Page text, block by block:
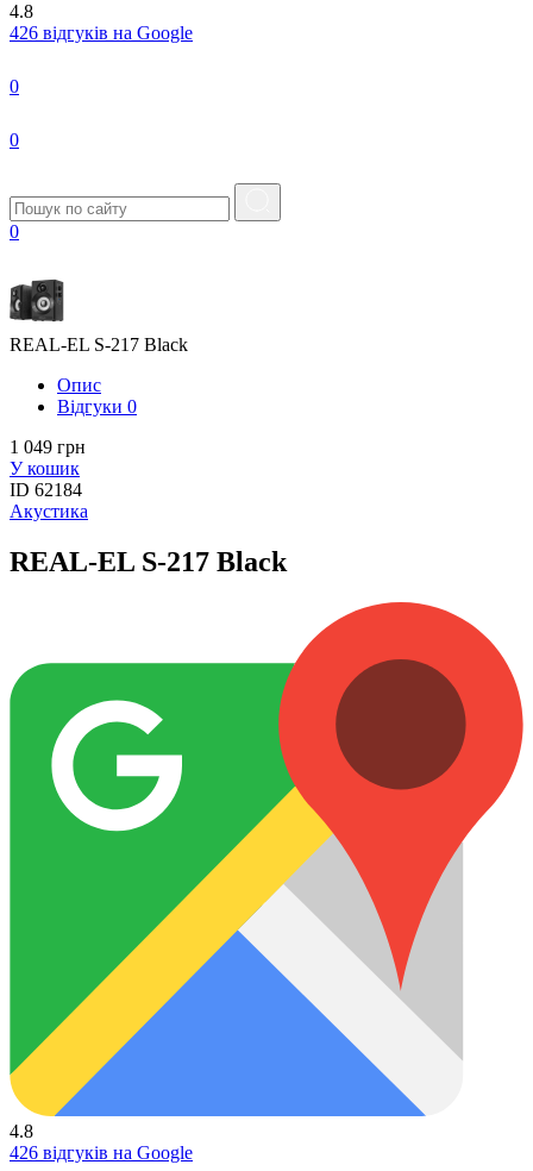
4.8
426 відгуків на Google
0
0
0
REAL-EL S-217 Black
Опис
Вiдгуки 0
1 049 грн
У кошик
ID 62184
Акустика
REAL-EL S-217 Black
4.8
426 відгуків на Google